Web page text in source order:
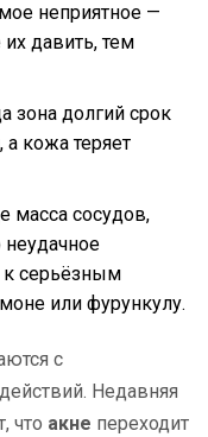
неприятное —
давить, тем
зона долгий срок
а кожа теряет
масса сосудов,
серьёзным
или фурункулу.
с
Недавняя
что акне переходит